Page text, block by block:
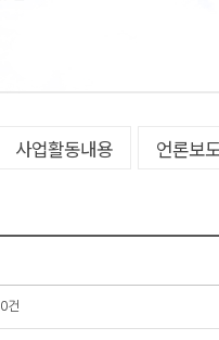
사업활동내용 언론보
0건